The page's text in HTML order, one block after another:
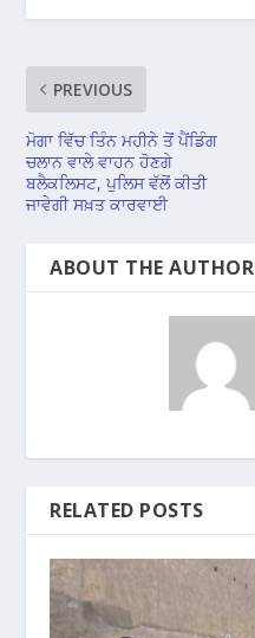
PREVIOUS
ਮੋਗਾ ਵਿੱਚ ਤਿੰਨ ਮਹੀਨੇ ਤੋਂ ਪੈਂਡਿੰਗ
ਚਲਾਨ ਵਾਲੇ ਵਾਹਨ ਹੋਣਗੇ
ਬਲੈਕਲਿਸਟ, ਪੁਲਿਸ ਵੱਲੋਂ ਕੀਤੀ
ਜਾਵੇਗੀ ਸਖ਼ਤ ਕਾਰਵਾਈ
ABOUT THE AUTHOR
RELATED POSTS